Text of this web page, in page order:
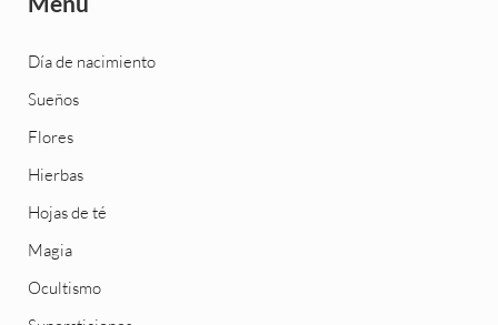
Día de nacimiento
Sueños
Flores
Hierbas
Hojas de té
Magia
Ocultismo